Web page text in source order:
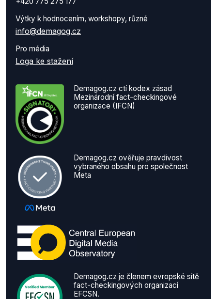
Výtky k hodnocením, workshopy, různé
info@demagog.cz
Pro média
Loga ke stažení
Demagog.cz ctí kodex zásad
Mezinárodní fact-checkingové
organizace (IFCN)
Demagog.cz ověřuje pravdivost
vybraného obsahu pro společnost
Meta
Demagog.cz je členem evropské sítě
fact-checkingových organizací
EFCSN.